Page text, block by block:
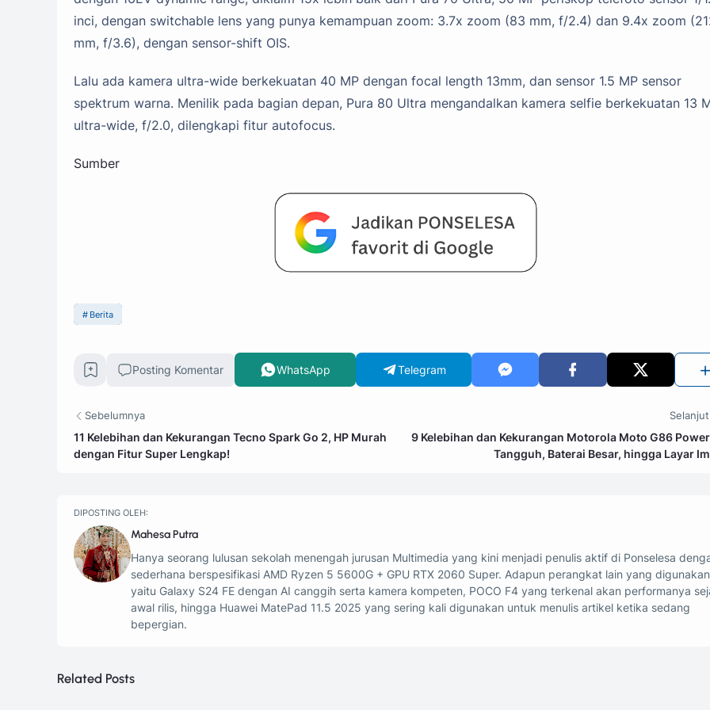
inci, dengan switchable lens yang punya kemampuan zoom: 3.7x zoom (83 mm, f/2.4) dan 9.4x zoom
mm, f/3.6), dengan sensor-shift OIS.
Lalu ada kamera ultra-wide berkekuatan 40 MP dengan focal length 13mm, dan sensor 1.5 MP sensor
spektrum warna. Menilik pada bagian depan, Pura 80 Ultra mengandalkan kamera selfie berkekuatan 13
ultra-wide, f/2.0, dilengkapi fitur autofocus.
Sumber
Berita
Posting Komentar WhatsApp Telegram
Sebelumnya
11 Kelebihan dan Kekurangan Tecno Spark Go 2, HP Murah
dengan Fitur Super Lengkap!
9 Kelebihan dan Kekurangan Motorola Moto G86
Tangguh, Baterai Besar, hingga Layar
DIPOSTING OLEH:
Mahesa Putra
Hanya seorang lulusan sekolah menengah jurusan Multimedia yang kini menjadi penulis aktif di Ponselesa
sederhana berspesifikasi AMD Ryzen 5 5600G + GPU RTX 2060 Super. Adapun perangkat lain yang digunakan
yaitu Galaxy S24 FE dengan AI canggih serta kamera kompeten, POCO F4 yang terkenal akan performanya
awal rilis, hingga Huawei MatePad 11.5 2025 yang sering kali digunakan untuk menulis artikel ketika sedang
bepergian.
Related Posts